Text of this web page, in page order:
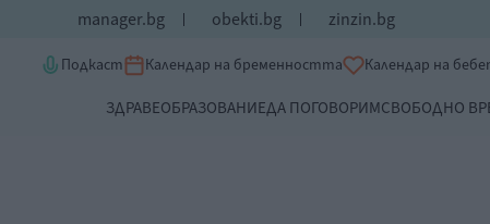
manager.bg obekti.bg zinzin.bg
Подкаст Календар на бременността Календар на
ЗДРАВЕОБРАЗОВАНИЕДА ПОГОВОРИМСВОБОДНО